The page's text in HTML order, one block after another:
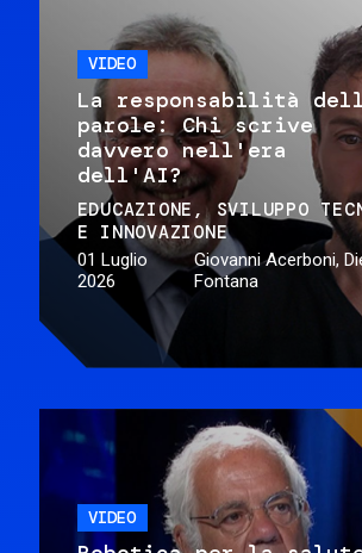
VIDEO
La responsabilità
parole: Chi scrive
davvero nell'era
dell'AI?
EDUCAZIONE
SVILUPPO
E INNOVAZIONE
01 Luglio
2026
Giovanni Acerboni,
Fontana
VIDEO